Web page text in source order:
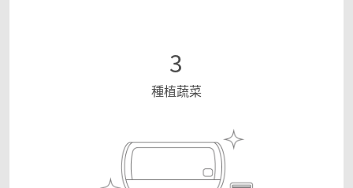
3
種植蔬菜